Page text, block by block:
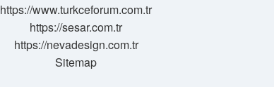
https://www.turkceforum.com.tr
https://sesar.com.tr
https://nevadesign.com.tr
Sitemap